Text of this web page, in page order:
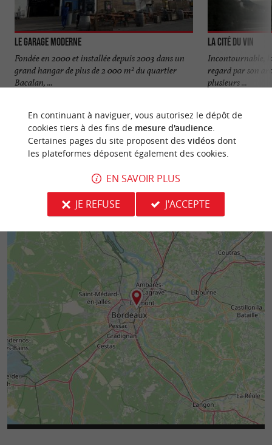
Le Garage Moderne
Fondée en 2000 et installée depuis 2003 dans un
grand hangar de plus de 2 000 m² du quartier
Bacalan, ...
La Cité du Vin
Incontournable,
regard par son
plusieurs ...
En continuant à naviguer, vous autorisez le dépôt de
cookies tiers à des fins de mesure d'audience.
Certaines pages du site proposent des vidéosdont
les plateformes déposent également des cookies.
EN SAVOIR PLUS
JE REFUSE
J'ACCEPTE